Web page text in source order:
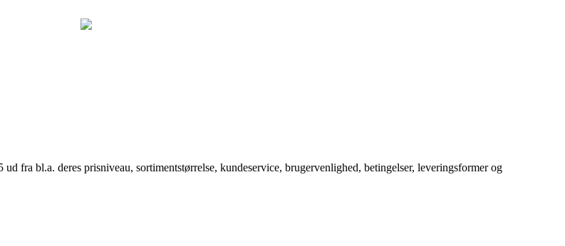
fra bl.a. deres prisniveau, sortimentstørrelse, kundeservice, brugervenlighed, betingelser, leveringsformer og